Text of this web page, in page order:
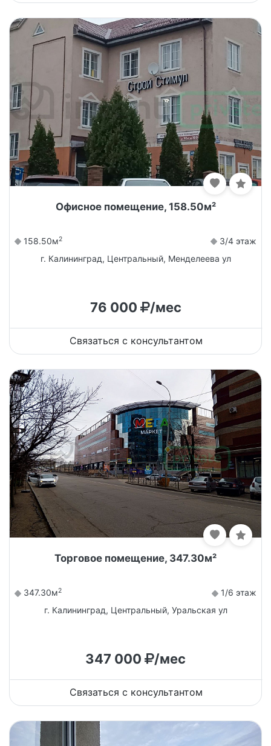
Офисное помещение, 158.50м²
158.50м2
3/4 этаж
г. Калининград, Центральный, Менделеева ул
76 000 /мес
Связаться с консультантом
Торговое помещение, 347.30м²
347.30м2
1/6 этаж
г. Калининград, Центральный, Уральская ул
347 000 /мес
Связаться с консультантом